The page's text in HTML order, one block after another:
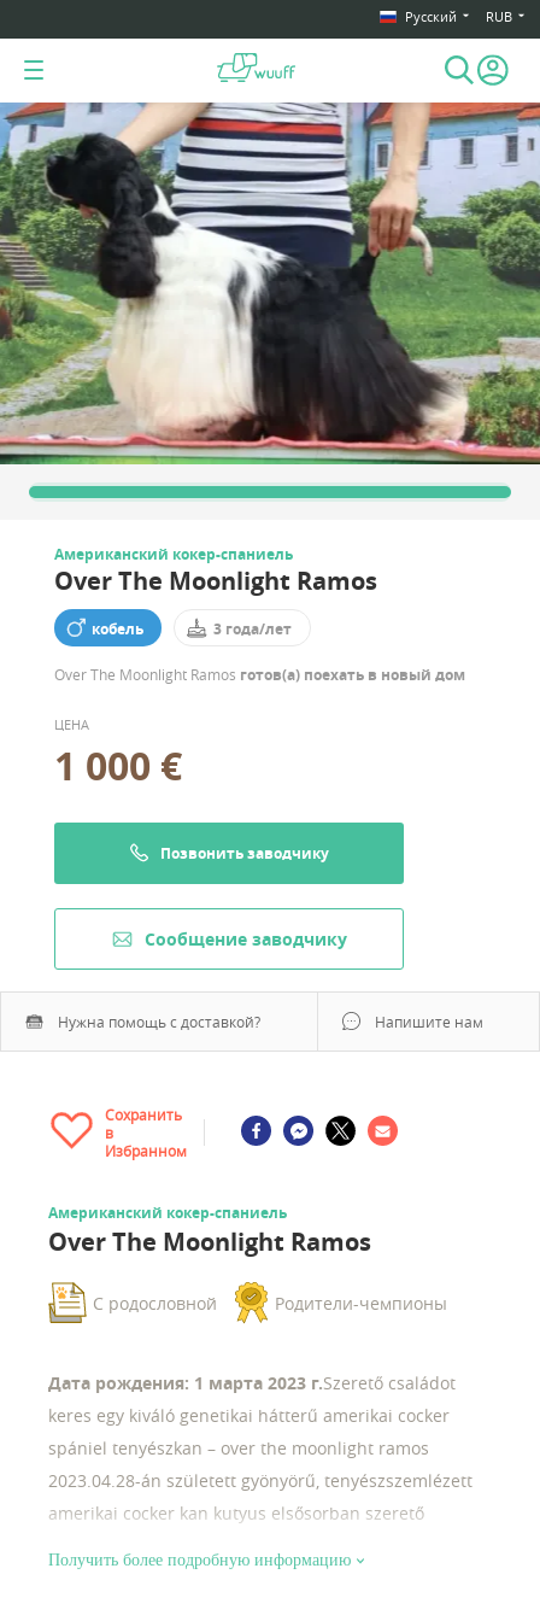
Русский RUB
Американский кокер-спаниель
Over The Moonlight Ramos
кобель 3 года/лет
Over The Moonlight Ramos готов(а) поехать в новый дом
ЦЕНА
1 000 €
Позвонить заводчику
Cообщение заводчику
Нужна помощь с доставкой? Напишите нам
Сохранить
в
Избранном
Американский кокер-спаниель
Over The Moonlight Ramos
С родословной Родители-чемпионы
Дата рождения: 1 марта 2023 г.Szerető családot
keres egy kiváló genetikai hátterű amerikai cocker
spániel tenyészkan – over the moonlight ramos
2023.04.28-án született gyönyörű, tenyészszemlézett
amerikai cocker kan kutyus elsősorban szerető
Получить более подробную информацию